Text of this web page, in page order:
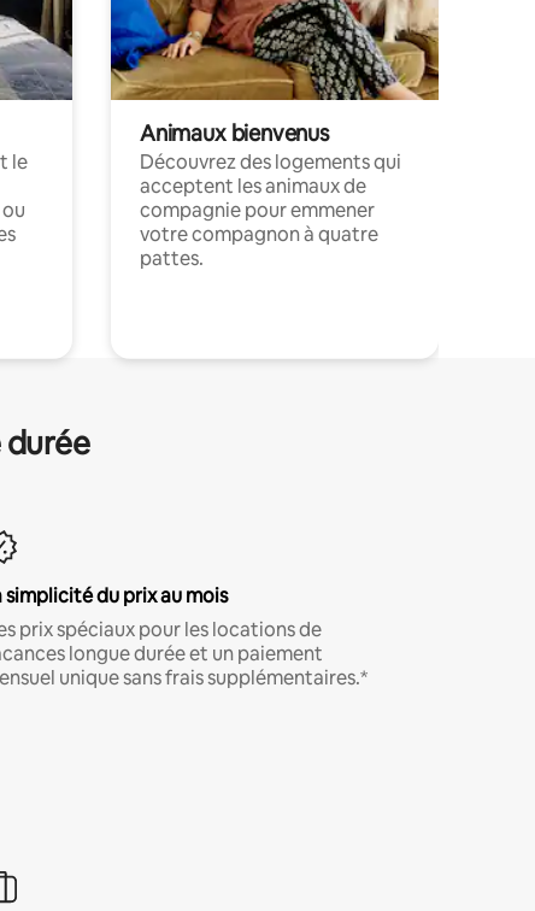
le
Animaux bienvenus
Découvrez des logements qui
acceptent les animaux de
compagnie pour emmener
votre compagnon à quatre
pattes.
durée
simplicité du prix au mois
prix spéciaux pour les locations de
longue durée et un paiement
unique sans frais supplémentaires.*